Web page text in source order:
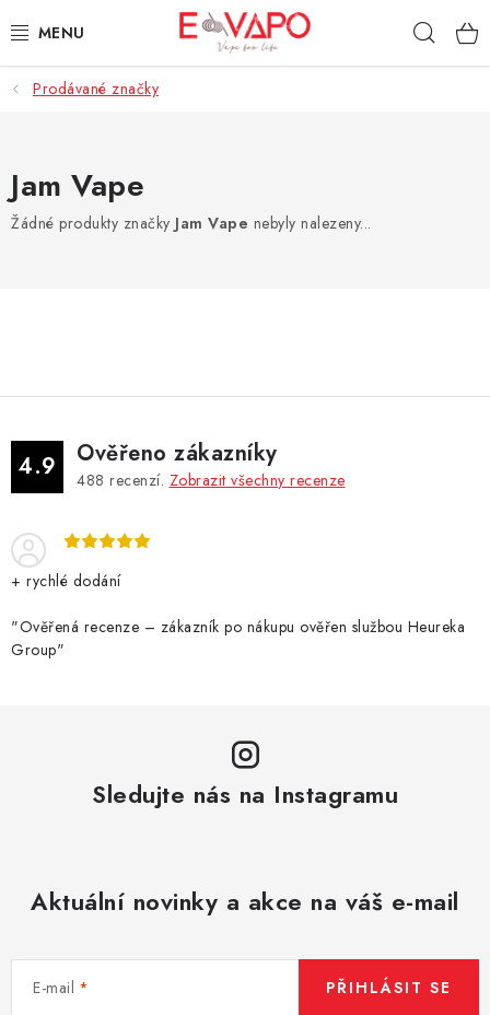
na
3D TISK
AROMATA A PŘÍCHUTĚ
DÁRKOVÉ VOUCHERY
ATOMIZÉRY A CARTRIDGE
BATERIE A NABÍJEČKY
JEDNORÁZOVÉ A DOBÍJECÍ E-CIGARETY
PŘÍSLUŠENSTVÍ
Prodávané značky
Jam Vape
Žádné produkty značky Jam Vape nebyly nalezeny...
4.9 Ověřeno zákazníky
488 recenzí. Zobrazit všechny recenze
+ rychlé dodání
"Ověřená recenze – zákazník po nákupu ověřen službou Heureka
Group"
Sledujte nás na Instagramu
Aktuální novinky a akce na váš e-mail
E-mail PŘIHLÁSIT SE